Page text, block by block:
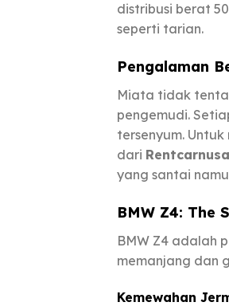
distribusi berat
seperti tarian.
Pengalaman
Miata tidak
pengemudi.
tersenyum.
dari
yang santai
BMW Z4: The
BMW Z4 adalah
memanjang dan
Kemewahan